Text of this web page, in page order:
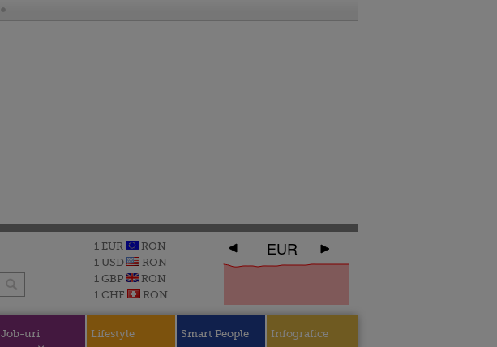
1 EUR
RON
1 USD
RON
1 GBP
RON
1 CHF
RON
EUR
Job-uri Lifestyle Smart People Infografice